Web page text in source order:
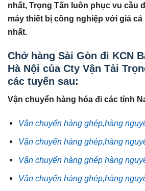
nhất, Trọng Tấn luôn phục vu cầu
máy thiết bị công nghiệp với giá
nhất.
Chở hàng Sài Gòn đi KCN
Hà Nội của Cty Vận Tải
các tuyến sau:
Vận chuyển hàng hóa đi các tỉnh
Vận chuyển hàng ghép,hàng
Vận chuyển hàng ghép,hàng
Vận chuyển hàng ghép hàng
Vận chuyển hàng ghép,hàng